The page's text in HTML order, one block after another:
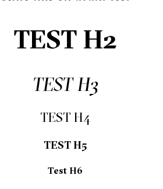
TEST H2
TEST H3
TEST H4
TEST H5
Test H6